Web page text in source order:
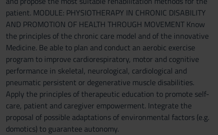
patient. MODULE: PHYSIOTHERAPY IN CHRONIC DISABILITY
AND PROMOTION OF HEALTH THROUGH MOVEMENT Know
the principles of the chronic care model and of the innovative
Medicine. Be able to plan and conduct an aerobic exercise
program to improve cardiorespiratory, motor and cognitive
performance in skeletal, neurological, cardiological and
pneumatic persistent or degenerative muscle disabilities.
Apply the principles of therapeutic education to promote self-
care, patient and caregiver empowerment. Integrate the
proposal of possible adaptations of environmental factors (e.g.
domotics) to guarantee autonomy.